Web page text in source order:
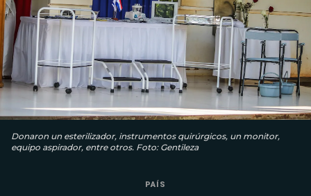
Donaron un esterilizador, instrumentos quirúrgicos, un monitor,
equipo aspirador, entre otros. Foto: Gentileza
PAÍS